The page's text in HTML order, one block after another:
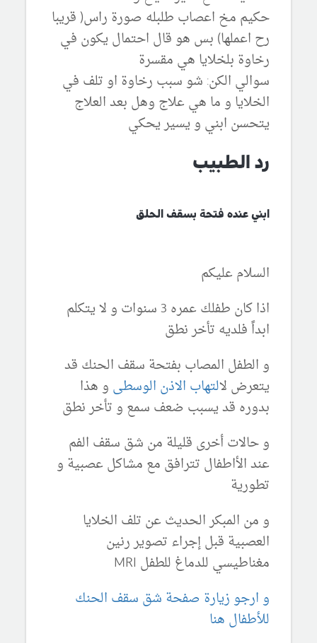
حكيم مخ اعصاب طلبله صورة راس( قريبا
رح اعملها) بس هو قال احتمال يكون في
رخاوة بلخلايا هي مقسرة
سوالي الكن: شو سبب رخاوة او تلف في
الخلايا و ما هي علاج وهل بعد العلاج
يتحسن ابني و يسير يحكي
رد الطبيب
ابني عنده فتحة بسقف الحلق
السلام عليكم
اذا كان طفلك عمره 3 سنوات و لا يتكلم
ابداً فلديه تأخر نطق
و الطفل المصاب بفتحة سقف الحنك قد
يتعرض لالتهاب الاذن الوسطى و هذا
بدوره قد يسبب ضعف سمع و تأخر نطق
و حالات أخرى قليلة من شق سقف الفم
عند الأاطفال تترافق مع مشاكل عصبية و
تطورية
و من المبكر الحديث عن تلف الخلايا
العصبية قبل إجراء تصوير رنين
مغناطيسي للدماغ للطفل MRI
و ارجو زيارة صفحة شق سقف الحنك
للأطفال هنا